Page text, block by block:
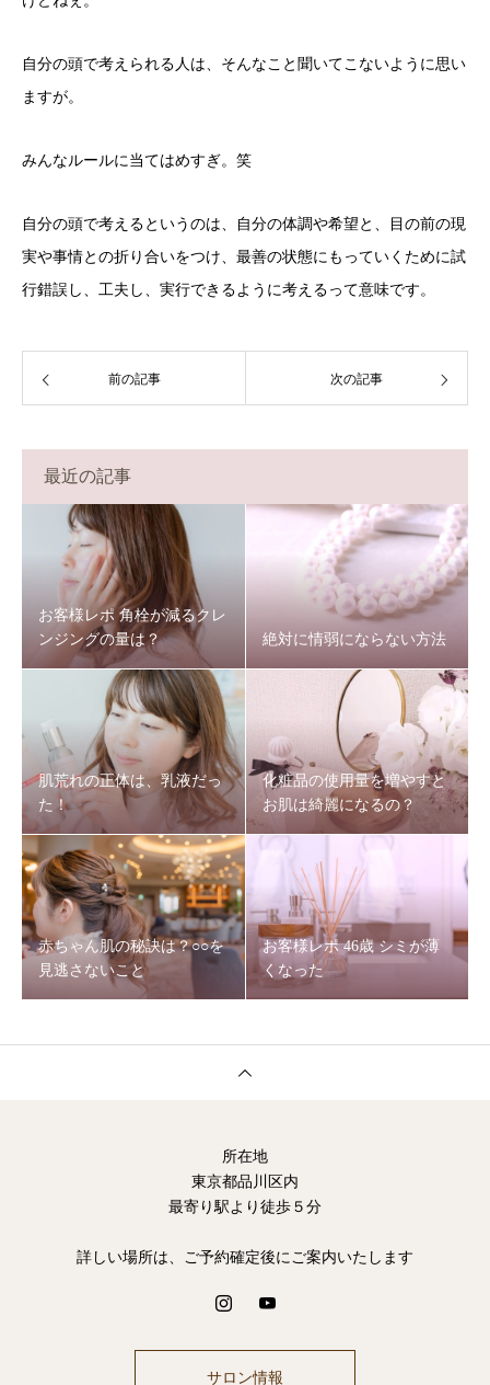
自分の頭で考えられる人は、そんなこと聞いてこないように思い
ますが。
みんなルールに当てはめすぎ。笑
自分の頭で考えるというのは、自分の体調や希望と、目の前の現
実や事情との折り合いをつけ、最善の状態にもっていくために試
行錯誤し、工夫し、実行できるように考えるって意味です。
前の記事 次の記事
最近の記事
お客様レポ 角栓が減るクレ
ンジングの量は？
絶対に情弱にならない方法
肌荒れの正体は、乳液だっ
た！
化粧品の使用量を増やすと
お肌は綺麗になるの？
赤ちゃん肌の秘訣は？○○を
見逃さないこと
お客様レポ 46歳 シミが薄
くなった
所在地
東京都品川区内
最寄り駅より徒歩５分
詳しい場所は、ご予約確定後にご案内いたします
サロン情報